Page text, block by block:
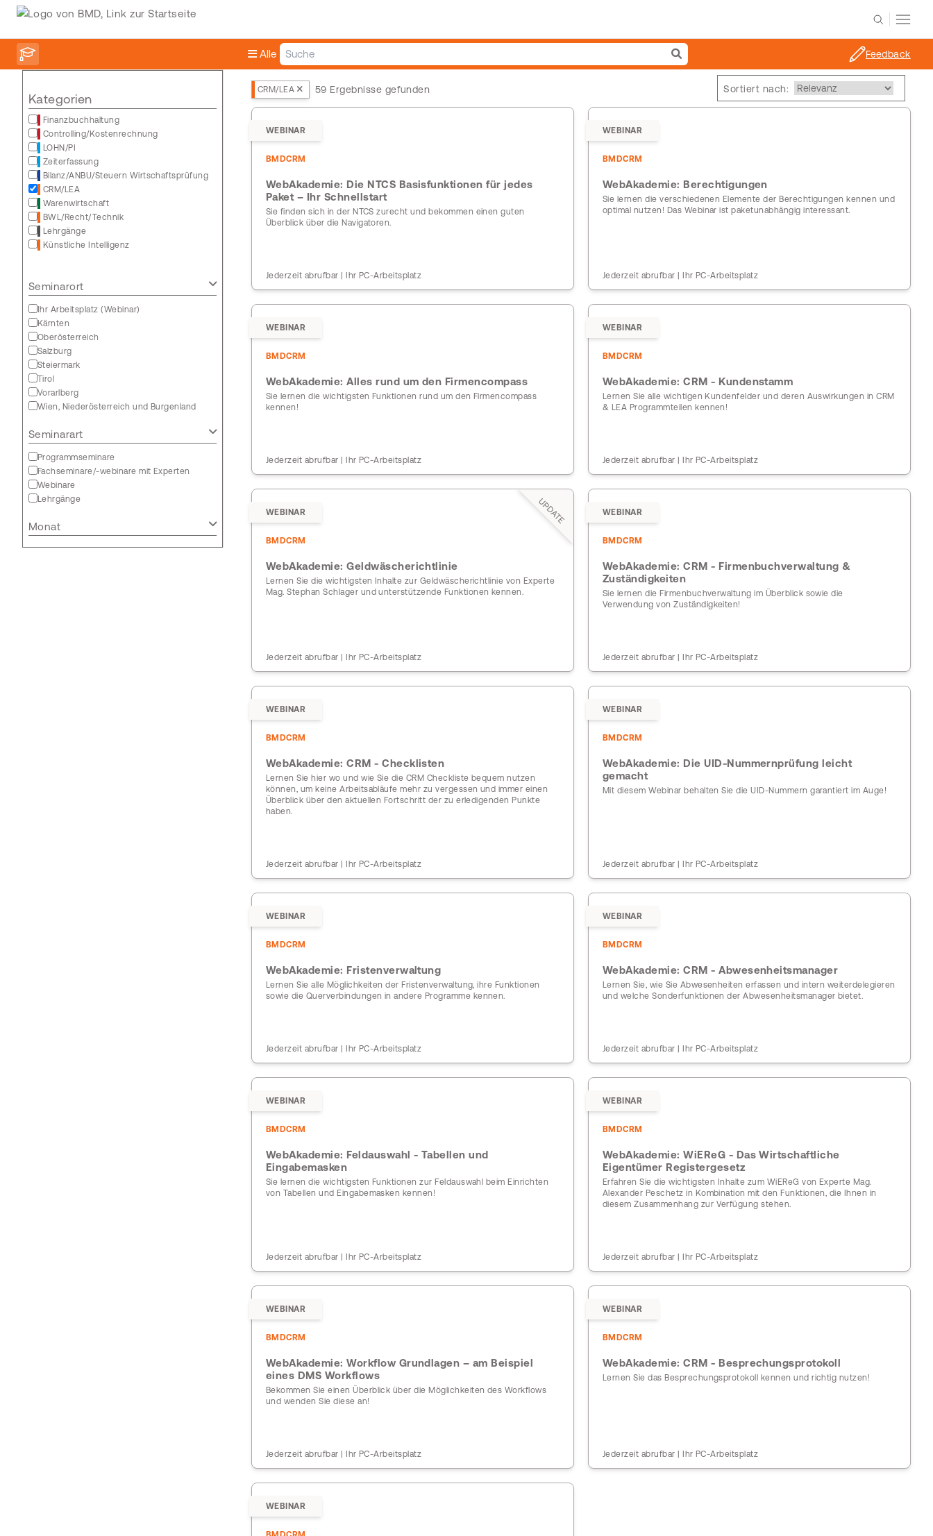
Alle Feedback
Kategorien
Finanzbuchhaltung
Controlling/Kostenrechnung
LOHN/PI
Zeiterfassung
Bilanz/ANBU/Steuern Wirtschaftsprüfung
CRM/LEA
Warenwirtschaft
BWL/Recht/Technik
Lehrgänge
Künstliche Intelligenz
Seminarort
Ihr Arbeitsplatz (Webinar)
Kärnten
Oberösterreich
Salzburg
Steiermark
Tirol
Vorarlberg
Wien, Niederösterreich und Burgenland
Seminarart
Programmseminare
Fachseminare/-webinare mit Experten
Webinare
Lehrgänge
Monat
CRM/LEA 59 Ergebnisse gefunden Sortiert nach:
WEBINAR
BMDCRM
WebAkademie: Die NTCS Basisfunktionen für jedes
Paket – Ihr Schnellstart
Sie finden sich in der NTCS zurecht und bekommen einen guten
Überblick über die Navigatoren.
Jederzeit abrufbar | Ihr PC-Arbeitsplatz
WEBINAR
BMDCRM
WebAkademie: Berechtigungen
Sie lernen die verschiedenen Elemente der Berechtigungen kennen und
optimal nutzen! Das Webinar ist paketunabhängig interessant.
Jederzeit abrufbar | Ihr PC-Arbeitsplatz
WEBINAR
BMDCRM
WebAkademie: Alles rund um den Firmencompass
Sie lernen die wichtigsten Funktionen rund um den Firmencompass
kennen!
Jederzeit abrufbar | Ihr PC-Arbeitsplatz
WEBINAR
BMDCRM
WebAkademie: CRM - Kundenstamm
Lernen Sie alle wichtigen Kundenfelder und deren Auswirkungen in CRM
& LEA Programmteilen kennen!
Jederzeit abrufbar | Ihr PC-Arbeitsplatz
UPDATE
WEBINAR
BMDCRM
WebAkademie: Geldwäscherichtlinie
Lernen Sie die wichtigsten Inhalte zur Geldwäscherichtlinie von Experte
Mag. Stephan Schlager und unterstützende Funktionen kennen.
Jederzeit abrufbar | Ihr PC-Arbeitsplatz
WEBINAR
BMDCRM
WebAkademie: CRM - Firmenbuchverwaltung &
Zuständigkeiten
Sie lernen die Firmenbuchverwaltung im Überblick sowie die
Verwendung von Zuständigkeiten!
Jederzeit abrufbar | Ihr PC-Arbeitsplatz
WEBINAR
BMDCRM
WebAkademie: CRM - Checklisten
Lernen Sie hier wo und wie Sie die CRM Checkliste bequem nutzen
können, um keine Arbeitsabläufe mehr zu vergessen und immer einen
Überblick über den aktuellen Fortschritt der zu erledigenden Punkte
haben.
Jederzeit abrufbar | Ihr PC-Arbeitsplatz
WEBINAR
BMDCRM
WebAkademie: Die UID-Nummernprüfung leicht
gemacht
Mit diesem Webinar behalten Sie die UID-Nummern garantiert im Auge!
Jederzeit abrufbar | Ihr PC-Arbeitsplatz
WEBINAR
BMDCRM
WebAkademie: Fristenverwaltung
Lernen Sie alle Möglichkeiten der Fristenverwaltung, ihre Funktionen
sowie die Querverbindungen in andere Programme kennen.
Jederzeit abrufbar | Ihr PC-Arbeitsplatz
WEBINAR
BMDCRM
WebAkademie: CRM - Abwesenheitsmanager
Lernen Sie, wie Sie Abwesenheiten erfassen und intern weiterdelegieren
und welche Sonderfunktionen der Abwesenheitsmanager bietet.
Jederzeit abrufbar | Ihr PC-Arbeitsplatz
WEBINAR
BMDCRM
WebAkademie: Feldauswahl - Tabellen und
Eingabemasken
Sie lernen die wichtigsten Funktionen zur Feldauswahl beim Einrichten
von Tabellen und Eingabemasken kennen!
Jederzeit abrufbar | Ihr PC-Arbeitsplatz
WEBINAR
BMDCRM
WebAkademie: WiEReG - Das Wirtschaftliche
Eigentümer Registergesetz
Erfahren Sie die wichtigsten Inhalte zum WiEReG von Experte Mag.
Alexander Peschetz in Kombination mit den Funktionen, die Ihnen in
diesem Zusammenhang zur Verfügung stehen.
Jederzeit abrufbar | Ihr PC-Arbeitsplatz
WEBINAR
BMDCRM
WebAkademie: Workflow Grundlagen – am Beispiel
eines DMS Workflows
Bekommen Sie einen Überblick über die Möglichkeiten des Workflows
und wenden Sie diese an!
Jederzeit abrufbar | Ihr PC-Arbeitsplatz
WEBINAR
BMDCRM
WebAkademie: CRM - Besprechungsprotokoll
Lernen Sie das Besprechungsprotokoll kennen und richtig nutzen!
Jederzeit abrufbar | Ihr PC-Arbeitsplatz
WEBINAR